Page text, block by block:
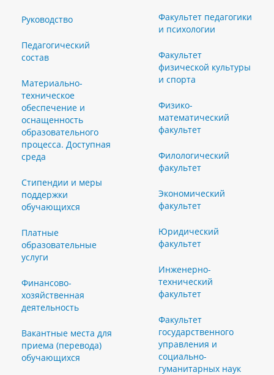
Руководство
Педагогический
состав
Материально-
техническое
обеспечение и
оснащенность
образовательного
процесса. Доступная
среда
Стипендии и меры
поддержки
обучающихся
Платные
образовательные
услуги
Финансово-
хозяйственная
деятельность
Вакантные места для
приема (перевода)
обучающихся
Факультет педагогики
и психологии
Факультет
физической культуры
и спорта
Физико-
математический
факультет
Филологический
факультет
Экономический
факультет
Юридический
факультет
Инженерно-
технический
факультет
Факультет
государственного
управления и
социально-
гуманитарных наук